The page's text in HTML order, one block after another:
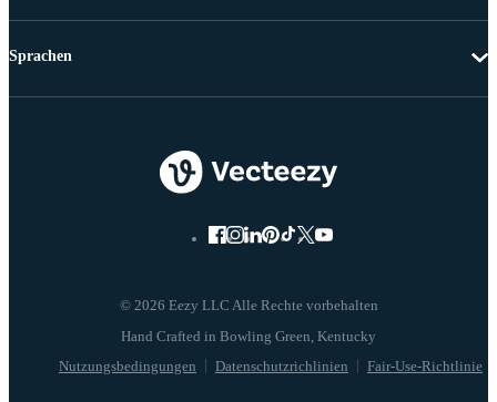
© 2026 Eezy LLC Alle Rechte vorbehalten
Nutzungsbedingungen Datenschutzrichlinien Fair-Use-Richtlinie
Sprachen